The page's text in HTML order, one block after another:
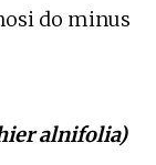
do minus
alnifolia)